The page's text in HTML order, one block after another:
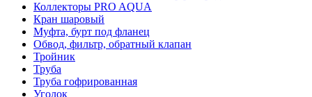
Коллекторы PRO AQUA
Кран шаровый
Муфта, бурт под фланец
Обвод, фильтр, обратный клапан
Тройник
Труба
Труба гофрированная
Уголок